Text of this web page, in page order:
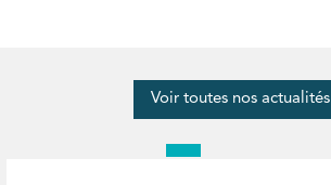
Voir toutes nos actualités